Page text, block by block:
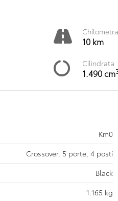
10 km
Cilindrata
1.490 cm
Km0
Crossover, 5 porte, 4 posti
Black
1.165 kg